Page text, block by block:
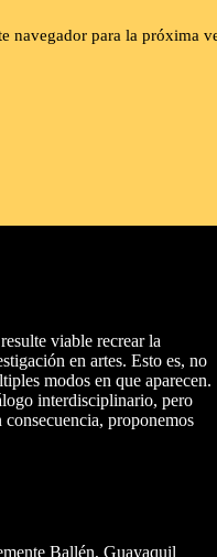
navegador para la próxima
viable recrear la
en artes. Esto es, no
modos en que aparecen.
interdisciplinario, pero
proponemos
Ballén, Guayaquil